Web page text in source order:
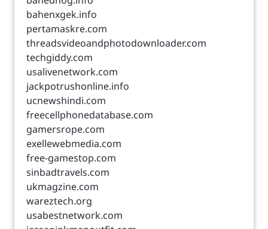
bahenxgek.info
pertamaskre.com
threadsvideoandphotodownloader.com
techgiddy.com
usalivenetwork.com
jackpotrushonline.info
ucnewshindi.com
freecellphonedatabase.com
gamersrope.com
exellewebmedia.com
free-gamestop.com
sinbadtravels.com
ukmagzine.com
wareztech.org
usabestnetwork.com